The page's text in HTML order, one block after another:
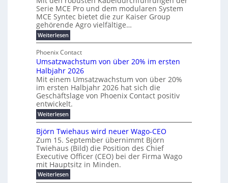
e
r
u
n
g
b
r
a
u
c
h
t
m
e
h
r
T
e
m
p
E
n
e
r
g
u
b
f
ü
r
m
o
d
e
r
n
e
E
c
k
e
l
e
N
H
-
S
i
c
h
e
r
u
n
g
s
r
d
b
e
e
i
l
i
g
u
n
g
b
e
i
m
2
0
Serie MCE Pro und dem modularen System
MCE Syntec bietet die zur Kaiser Group
gehörende Agro vielfältige…
Weiterlesen:
M
h
r
f
a
c
h
d
u
r
c
f
ü
h
u
n
g
Phoenix Contact
Umsatzwachstum von über 20% im ersten
Halbjahr 2026
Mit einem Umsatzwachstum von über 20%
im ersten Halbjahr 2026 hat sich die
Geschäftslage von Phoenix Contact positiv
entwickelt.
Weiterlesen:
U
m
s
a
t
w
a
c
Björn Twiehaus wird neuer Wago-CEO
Zum 15. September übernimmt Björn
Twiehaus (Bild) die Position des Chief
Executive Officer (CEO) bei der Firma Wago
mit Hauptsitz in Minden.
Weiterlesen:
B